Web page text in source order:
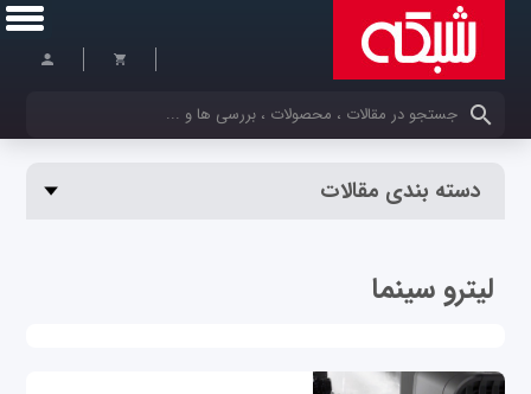
کلمات کلیدی خود را وارد کنید
دسته بندی مقالات
لیترو سینما